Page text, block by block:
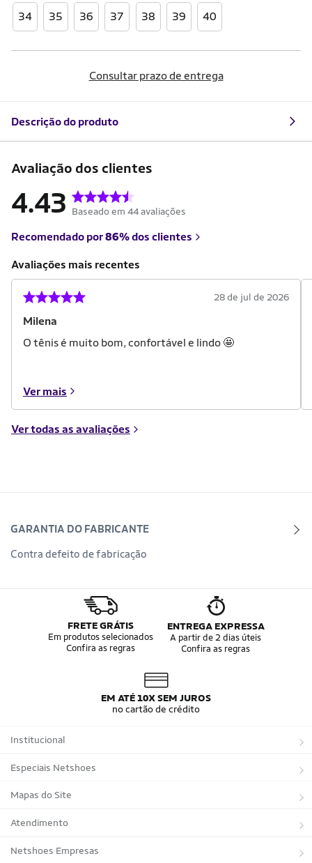
34 35 36 37 38 39 40
Consultar prazo de entrega
Descrição do produto
Avaliação dos clientes
4.43 Baseado em 44 avaliações
Recomendado por86%dos clientes
Avaliações mais recentes
Milena
28 de jul de 2026
O tênis é muito bom, confortável e lindo 🤩
Ver mais
Ver todas as avaliações
GARANTIA DO FABRICANTE
Contra defeito de fabricação
FRETE GRÁTIS
Em produtos selecionados
Confira as regras
ENTREGA EXPRESSA
A partir de 2 dias úteis
Confira as regras
EM ATÉ 10X SEM JUROS
no cartão de crédito
Institucional
Sobre a Netshoes
Política de Privacidade
Programa de Afiliados
Regulamentos
Especiais Netshoes
Suplementos
Corrida
Bicicletas
Mapas do Site
Marcas
Tipos de Produtos
Atendimento
Trocas e devoluções
Netshoes Empresas